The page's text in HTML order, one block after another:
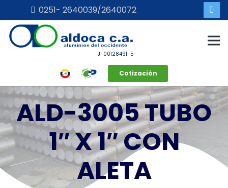
0251- 2640039/2640072
J-00128491-5
Cotización
ALD-3005 TUBO
1″ X 1″ CON
ALETA